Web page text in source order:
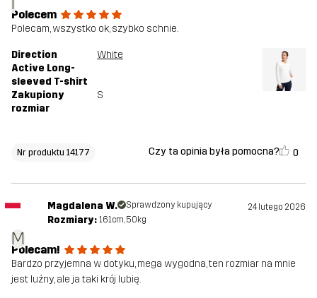
Polecem
Polecam, wszystko ok, szybko schnie.
Direction
Active Long-
sleeved T-shirt
White
Zakupiony
rozmiar
S
Nr produktu 14177 Czy ta opinia była pomocna? 0
M
Magdalena W. Sprawdzony kupujący 24 lutego 2026
Rozmiary: 161cm, 50kg
Polecam!
Bardzo przyjemna w dotyku, mega wygodna, ten rozmiar na mnie
jest luźny, ale ja taki krój lubię.